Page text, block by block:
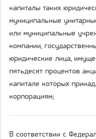
капиталы таких
муниципальные
или муниципальные
компании,
юридические лица,
пятьдесят процентов
капитале которых
корпорациям;
В соответствии с